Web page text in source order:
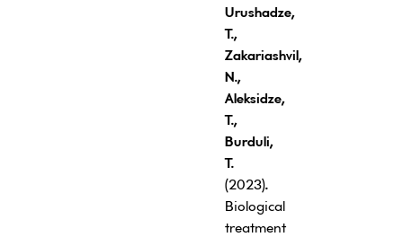
Urushadze,
T.,
Zakariashvil,
N.,
Aleksidze,
T.,
Burduli,
T.
(2023).
Biological
treatment